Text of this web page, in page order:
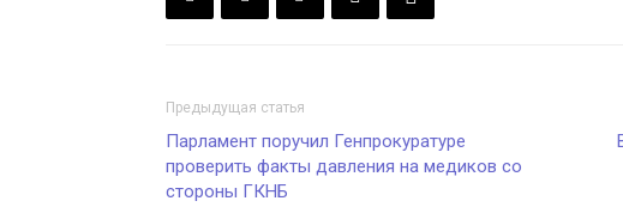
Предыдущая статья
Парламент поручил Генпрокуратуре
проверить факты давления на медиков со
стороны ГКНБ